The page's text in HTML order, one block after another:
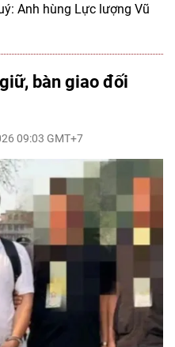
Anh hùng Lực lượng Vũ
bàn giao đối
09:03 GMT+7